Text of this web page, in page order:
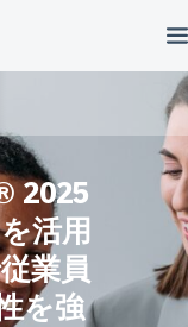
2025
活用
業員
を強